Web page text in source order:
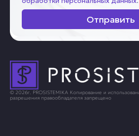
Отправить
© 2026г. PROSISTEMIKA Копирование и
разрешения правообладателя запрещено